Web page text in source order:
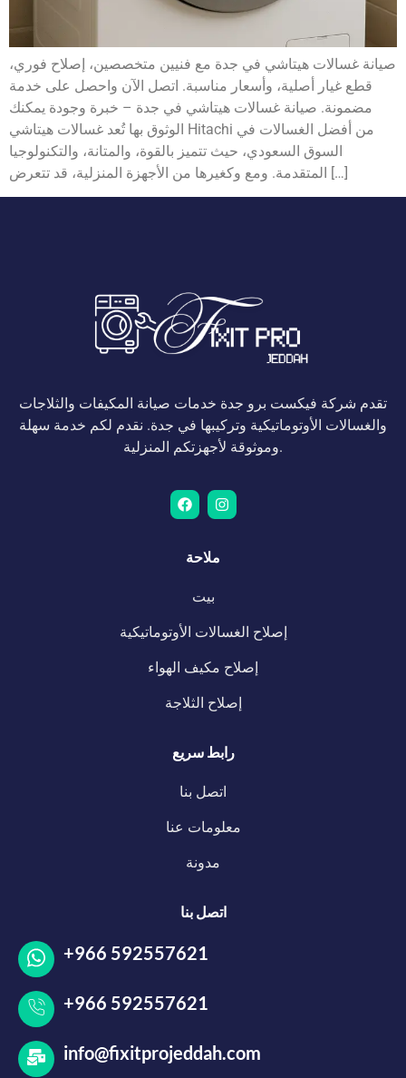
صيانة غسالات هيتاشي في جدة مع فنيين متخصصين، إصلاح فوري،
قطع غيار أصلية، وأسعار مناسبة. اتصل الآن واحصل على خدمة
مضمونة. صيانة غسالات هيتاشي في جدة – خبرة وجودة يمكنك
الوثوق بها تُعد غسالات هيتاشي Hitachi من أفضل الغسالات في
السوق السعودي، حيث تتميز بالقوة، والمتانة، والتكنولوجيا
المتقدمة. ومع وكغيرها من الأجهزة المنزلية، قد تتعرض […]
تقدم شركة فيكست برو جدة خدمات صيانة المكيفات والثلاجات
والغسالات الأوتوماتيكية وتركيبها في جدة. نقدم لكم خدمة سهلة
وموثوقة لأجهزتكم المنزلية.
ملاحة
بيت
إصلاح الغسالات الأوتوماتيكية
إصلاح مكيف الهواء
إصلاح الثلاجة
رابط سريع
اتصل بنا
معلومات عنا
مدونة
اتصل بنا
+966 592557621
+966 592557621
info@fixitprojeddah.com